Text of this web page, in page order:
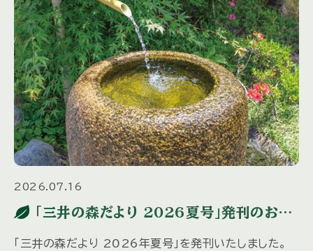
2026.07.16
「三井の森だより 2026夏号」発刊のお知
「三井の森だより 2026年夏号」を発刊いたしました。